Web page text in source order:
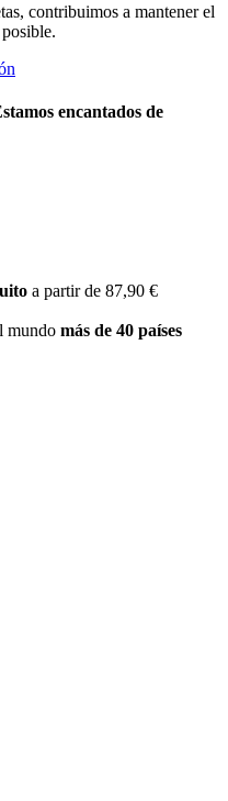
contribuimos a mantener el
encantados de
a partir de 87,90 €
mundo más de 40 países